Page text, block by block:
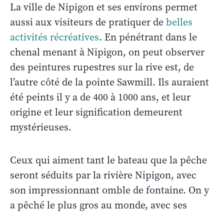
La ville de Nipigon et ses environs permet
aussi aux visiteurs de pratiquer debelles
activités récréatives. En pénétrant dans le
chenal menant à Nipigon, on peut observer
des peintures rupestres sur la rive est, de
l’autre côté de la pointe Sawmill. Ils auraient
été peints il y a de 400 à 1000 ans, et leur
origine et leur signification demeurent
mystérieuses.
Ceux qui aiment tant le bateau que la pêche
seront séduits par la rivière Nipigon, avec
son impressionnant omble de fontaine. On y
a pêché le plus gros au monde, avec ses